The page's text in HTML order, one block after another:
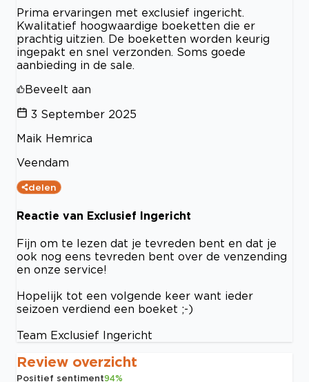
Prima ervaringen met exclusief ingericht.
Kwalitatief hoogwaardige boeketten die er
prachtig uitzien. De boeketten worden keurig
ingepakt en snel verzonden. Soms goede
aanbieding in de sale.
Beveelt aan
3 September 2025
Maik Hemrica
Veendam
delen
Reactie van Exclusief Ingericht
Fijn om te lezen dat je tevreden bent en dat je
ook nog eens tevreden bent over de venzending
en onze service!
Hopelijk tot een volgende keer want ieder
seizoen verdiend een boeket ;-)
Team Exclusief Ingericht
Review overzicht
Positief sentiment94%